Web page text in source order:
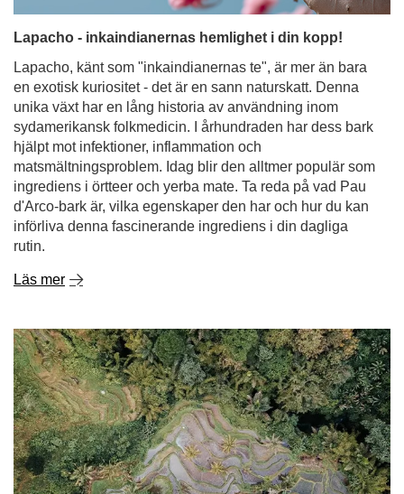
Lapacho - inkaindianernas hemlighet i din kopp!
Lapacho, känt som "inkaindianernas te", är mer än bara
en exotisk kuriositet - det är en sann naturskatt. Denna
unika växt har en lång historia av användning inom
sydamerikansk folkmedicin. I århundraden har dess bark
hjälpt mot infektioner, inflammation och
matsmältningsproblem. Idag blir den alltmer populär som
ingrediens i örtteer och yerba mate. Ta reda på vad Pau
d'Arco-bark är, vilka egenskaper den har och hur du kan
införliva denna fascinerande ingrediens i din dagliga
rutin.
Läs mer